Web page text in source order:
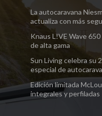
La autocaravana
actualiza con más
Knaus L!VE Wave
de alta gama
Sun Living celebra su
especial de
Edición limitada
integrales y perfiladas